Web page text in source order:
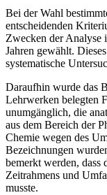
Bei der Wahl
entscheidenden
Zwecken der Analyse
Jahren gewählt.
Daraufhin wurde das
Lehrwerken belegten
unumgänglich, die
aus dem Bereich der
Chemie wegen des
Bezeichnungen
bemerkt werden, dass
Zeitrahmens und